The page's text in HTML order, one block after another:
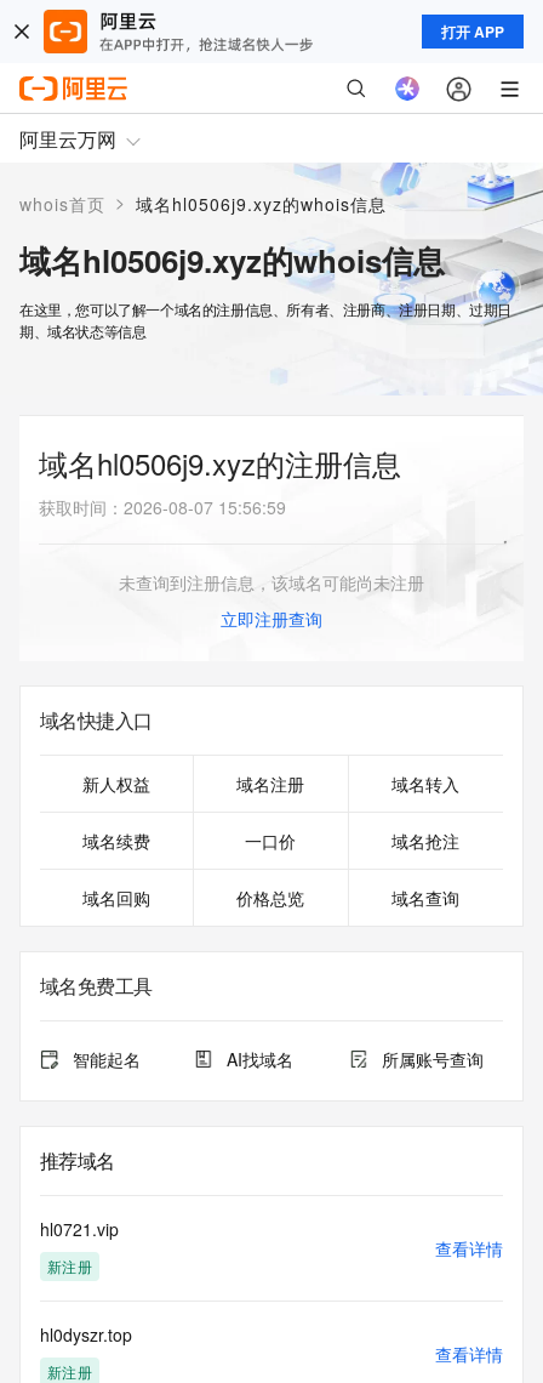
打开 APP
阿里云万网
whois首页 > 域名hl0506j9.xyz的whois信息
域名hl0506j9.xyz的whois信息
在这里，您可以了解一个域名的注册信息、所有者、注册商、注册日期、过期日
期、域名状态等信息
域名hl0506j9.xyz的注册信息
获取时间 ： 2026-08-07 15:56:59
未查询到注册信息，该域名可能尚未注册
立即注册查询
域名快捷入口
新人权益 域名注册 域名转入
域名续费 一口价 域名抢注
域名回购 价格总览 域名查询
域名免费工具
智能起名 AI找域名 所属账号查询
推荐域名
hl0721.vip
新注册
查看详情
hl0dyszr.top
新注册
查看详情